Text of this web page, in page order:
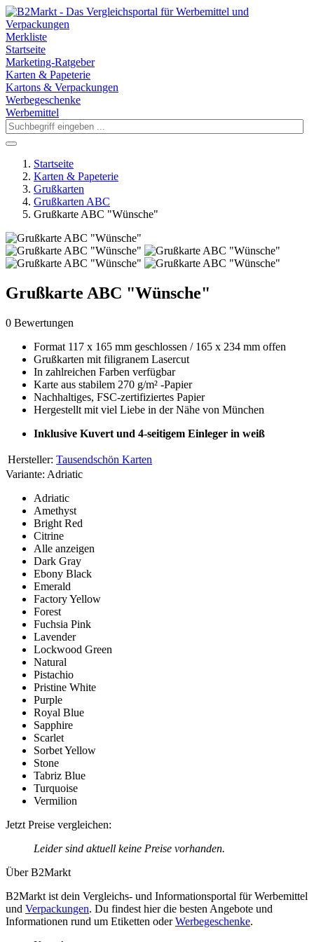
Merkliste
Startseite
Marketing-Ratgeber
Karten & Papeterie
Kartons & Verpackungen
Werbegeschenke
Werbemittel
Startseite
Karten & Papeterie
Grußkarten
Grußkarten ABC
Grußkarte ABC "Wünsche"
Grußkarte ABC "Wünsche"
0 Bewertungen
Format 117 x 165 mm geschlossen / 165 x 234 mm offen
Grußkarten mit filigranem Lasercut
In zahlreichen Farben verfügbar
Karte aus stabilem 270 g/m² -Papier
Nachhaltiges, FSC-zertifiziertes Papier
Hergestellt mit viel Liebe in der Nähe von München
Inklusive Kuvert und 4-seitigem Einleger in weiß
Hersteller: Tausendschön Karten
Variante: Adriatic
Adriatic
Amethyst
Bright Red
Citrine
Alle anzeigen
Dark Gray
Ebony Black
Emerald
Factory Yellow
Forest
Fuchsia Pink
Lavender
Lockwood Green
Natural
Pistachio
Pristine White
Purple
Royal Blue
Sapphire
Scarlet
Sorbet Yellow
Stone
Tabriz Blue
Turquoise
Vermilion
Jetzt Preise vergleichen:
Leider sind aktuell keine Preise vorhanden.
Über B2Markt
B2Markt ist dein Vergleichs- und Informationsportal für Werbemittel
und Verpackungen. Du findest hier die besten Angebote und
Informationen rund um Etiketten oderWerbegeschenke.